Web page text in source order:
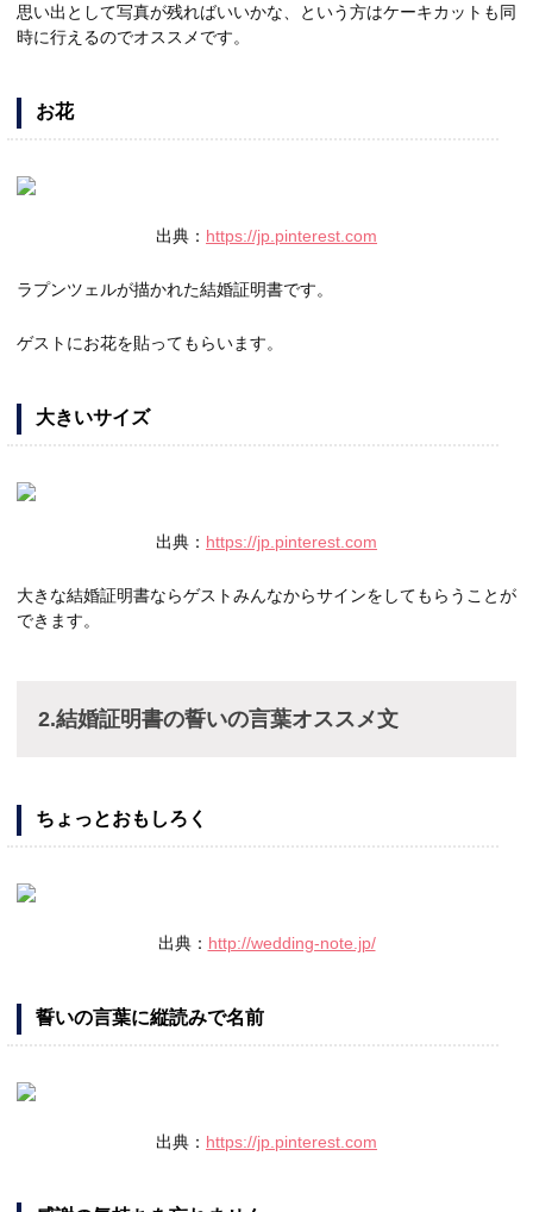
思い出として写真が残ればいいかな、という方はケーキカットも同
時に行えるのでオススメです。
お花
出典： https://jp.pinterest.com
ラプンツェルが描かれた結婚証明書です。
ゲストにお花を貼ってもらいます。
大きいサイズ
出典： https://jp.pinterest.com
大きな結婚証明書ならゲストみんなからサインをしてもらうことが
できます。
2.結婚証明書の誓いの言葉オススメ文
ちょっとおもしろく
出典： http://wedding-note.jp/
誓いの言葉に縦読みで名前
出典： https://jp.pinterest.com